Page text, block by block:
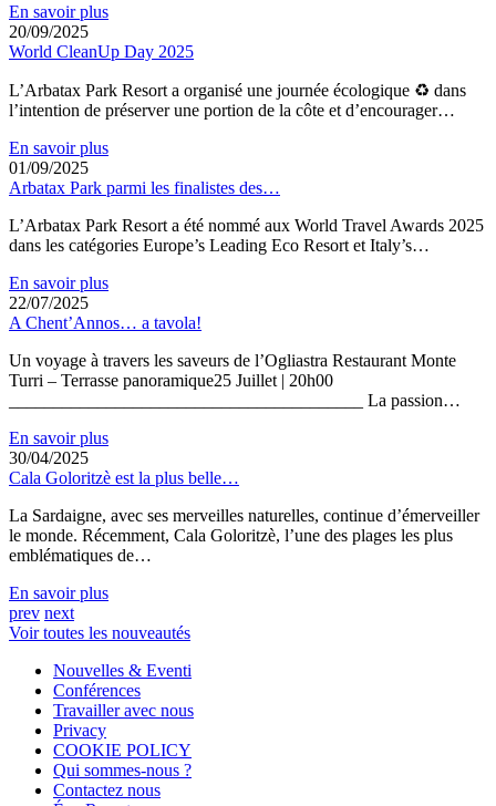
En savoir plus
20/09/2025
World CleanUp Day 2025
L’Arbatax Park Resort a organisé une journée écologique ♻ dans
l’intention de préserver une portion de la côte et d’encourager…
En savoir plus
01/09/2025
Arbatax Park parmi les finalistes des…
L’Arbatax Park Resort a été nommé aux World Travel Awards 2025
dans les catégories Europe’s Leading Eco Resort et Italy’s…
En savoir plus
22/07/2025
A Chent’Annos… a tavola!
Un voyage à travers les saveurs de l’Ogliastra Restaurant Monte
Turri – Terrasse panoramique25 Juillet | 20h00
________________________________________ La passion…
En savoir plus
30/04/2025
Cala Goloritzè est la plus belle…
La Sardaigne, avec ses merveilles naturelles, continue d’émerveiller
le monde. Récemment, Cala Goloritzè, l’une des plages les plus
emblématiques de…
En savoir plus
prev next
Voir toutes les nouveautés
Nouvelles & Eventi
Conférences
Travailler avec nous
Privacy
COOKIE POLICY
Qui sommes-nous ?
Contactez nous